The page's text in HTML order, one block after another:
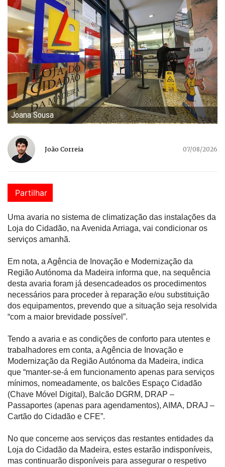
Joana Sousa
João Correia 07/08/2026
Partilhar
Uma avaria no sistema de climatização das instalações da
Loja do Cidadão, na Avenida Arriaga, vai condicionar os
serviços amanhã.
Em nota, a Agência de Inovação e Modernização da
Região Autónoma da Madeira informa que, na sequência
desta avaria foram já desencadeados os procedimentos
necessários para proceder à reparação e/ou substituição
dos equipamentos, prevendo que a situação seja resolvida
“com a maior brevidade possível”.
Tendo a avaria e as condições de conforto para utentes e
trabalhadores em conta, a Agência de Inovação e
Modernização da Região Autónoma da Madeira, indica
que “manter-se-á em funcionamento apenas para serviços
mínimos, nomeadamente, os balcões Espaço Cidadão
(Chave Móvel Digital), Balcão DGRM, DRAP –
Passaportes (apenas para agendamentos), AIMA, DRAJ –
Cartão do Cidadão e CFE”.
No que concerne aos serviços das restantes entidades da
Loja do Cidadão da Madeira, estes estarão indisponíveis,
mas continuarão disponíveis para assegurar o respetivo